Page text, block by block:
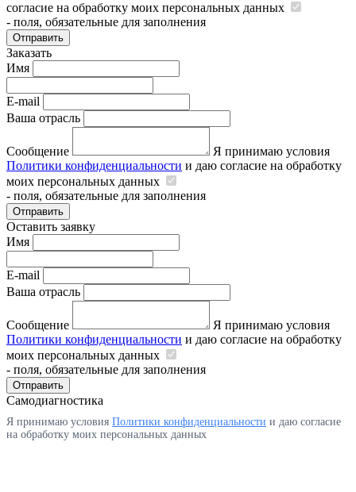
согласие на обработку моих персональных данных
- поля, обязательные для заполнения
Отправить
Заказать
Имя
E-mail
Ваша отрасль
Сообщение
Я принимаю условия
Политики конфиденциальности и даю согласие на обработку
моих персональных данных
- поля, обязательные для заполнения
Отправить
Оставить заявку
Имя
E-mail
Ваша отрасль
Сообщение
Я принимаю условия
Политики конфиденциальности и даю согласие на обработку
моих персональных данных
- поля, обязательные для заполнения
Отправить
Самодиагностика
Я принимаю условия Политики конфиденциальности и даю согласие
на обработку моих персональных данных